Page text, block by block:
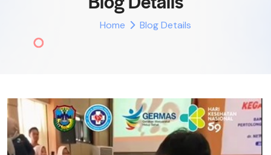
Home Blog Details